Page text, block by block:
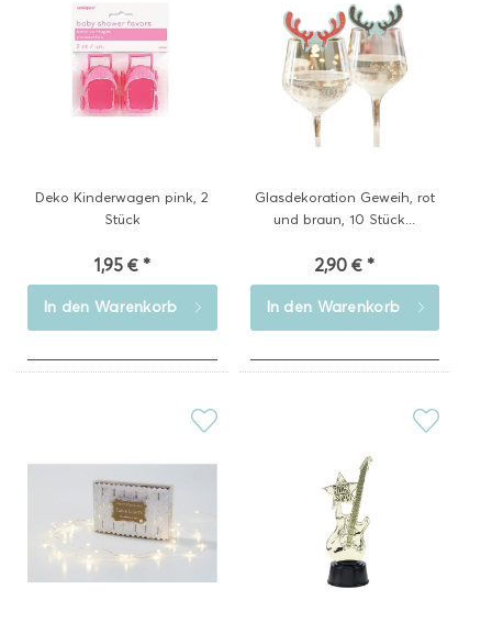
Deko Kinderwagen pink, 2
Stück
1,95 € *
In den Warenkorb
Glasdekoration Geweih, rot
und braun, 10 Stück...
2,90 € *
In den Warenkorb